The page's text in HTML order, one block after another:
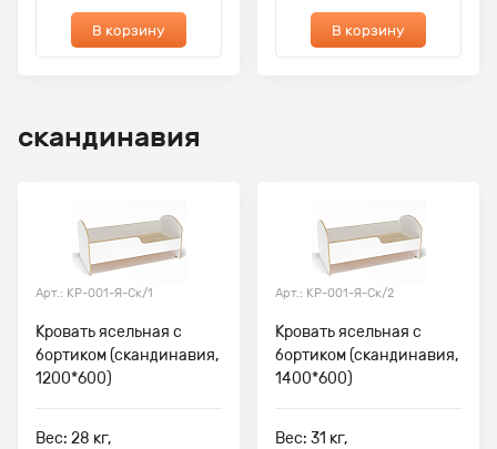
В корзину В корзину
скандинавия
Арт.: КР-001-Я-Ск/1
Кровать ясельная с
бортиком (скандинавия,
1200*600)
Вес: 28 кг,
Арт.: КР-001-Я-Ск/2
Кровать ясельная с
бортиком (скандинавия,
1400*600)
Вес: 31 кг,